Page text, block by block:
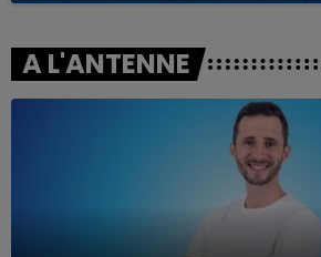
A L'ANTENNE